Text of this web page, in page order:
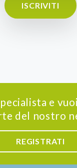
ISCRIVITI
e
del nostro
REGISTRATI